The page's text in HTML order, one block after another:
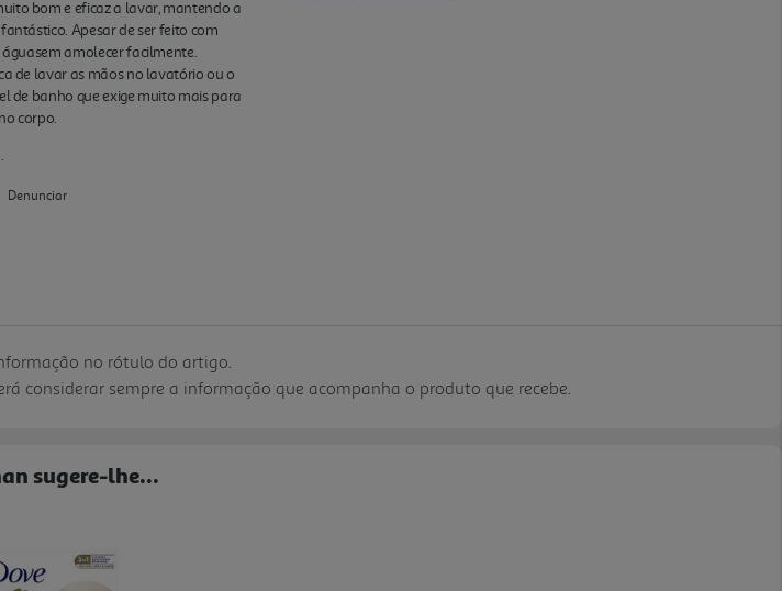
no rótulo do artigo.
considerar sempre a informação que acompanha o produto que recebe.
sugere-lhe...